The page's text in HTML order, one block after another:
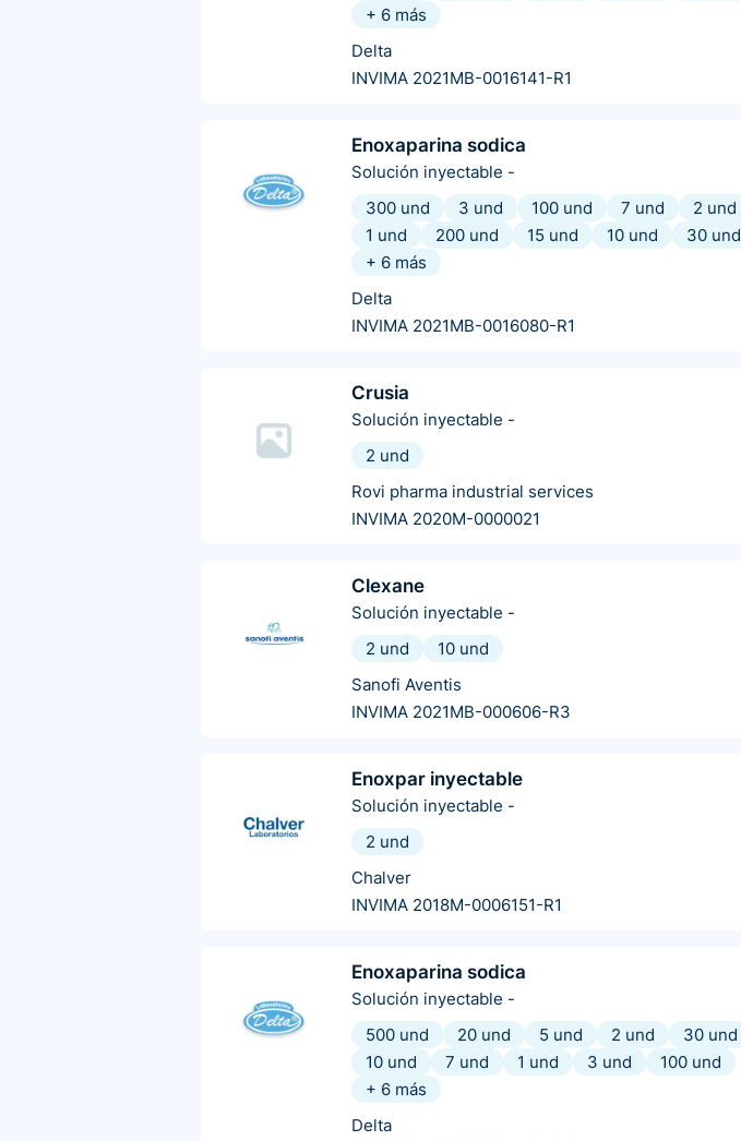
+ 6 más
Delta
INVIMA 2021MB-0016141-R1
Enoxaparina sodica
Solución inyectable -
300 und
3 und 100 und 7 und
2 und
1 und
200 und 15 und 10 und
30 und
+ 6 más
Delta
INVIMA 2021MB-0016080-R1
Crusia
Solución inyectable -
2 und
Rovi pharma industrial services
INVIMA 2020M-0000021
Clexane
Solución inyectable -
2 und
10 und
Sanofi Aventis
INVIMA 2021MB-000606-R3
Enoxpar inyectable
Solución inyectable -
2 und
Chalver
INVIMA 2018M-0006151-R1
Enoxaparina sodica
Solución inyectable -
500 und
20 und 5 und 2 und
30 und
10 und
7 und 1 und 3 und
100 und
+ 6 más
Delta